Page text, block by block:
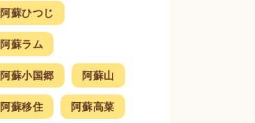
阿蘇ひつじ
阿蘇ラム
阿蘇小国郷 阿蘇山
阿蘇移住 阿蘇高菜